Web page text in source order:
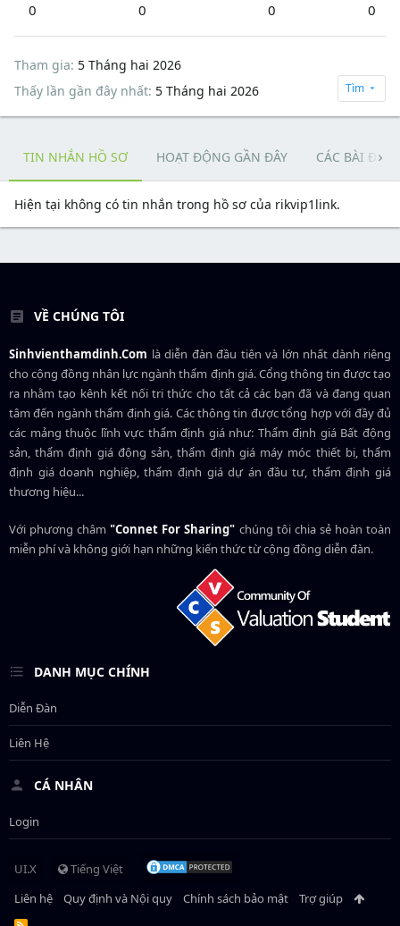
0 0 0 0
Tham gia 5 Tháng hai 2026
Thấy lần gần đây nhất 5 Tháng hai 2026 Tìm
TIN NHẮN HỒ SƠ HOẠT ĐỘNG GẦN ĐÂY CÁC BÀI
Hiện tại không có tin nhắn trong hồ sơ của rikvip1link.
VỀ CHÚNG TÔI
Sinhvienthamdinh.Com là diễn đàn đầu tiên và lớn nhất dành riêng
cho cộng đồng nhân lực ngànhthẩm định giá. Cổng thông tin được tạo
ra nhằm tạo kênh kết nối tri thức cho tất cả các bạn đã và đang quan
tâm đến ngành thẩm định giá. Các thông tin được tổng hợp với đầy đủ
các mảng thuộc lĩnh vực thẩm định giá như: Thẩm định giá Bất động
sản, thẩm định giá động sản, thẩm định giá máy móc thiết bị, thẩm
định giá doanh nghiệp, thẩm định giá dự án đầu tư, thẩm định giá
thương hiệu...
Với phương châm"Connet For Sharing" chúng tôi chia sẻ hoàn toàn
miễn phí và không giới hạn những kiến thức từ cộng đồng diễn đàn.
DANH MỤC CHÍNH
Diễn Đàn
Liên Hệ
CÁ NHÂN
Login
UI.X
Tiếng Việt
Liên hệ
Quy định và Nội quy Chính sách bảo mật Trợ giúp